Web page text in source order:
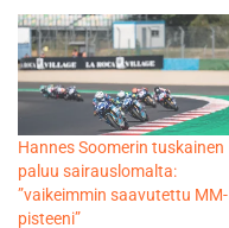
Hannes Soomerin tuskainen
paluu sairauslomalta:
”vaikeimmin saavutettu MM-
pisteeni”